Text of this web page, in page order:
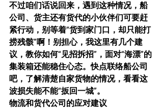
不过咱们话说回来，遇到这种情况，船
公司、货主还有货代的小伙伴们可要赶
紧行动，别等着“货到家门口，却只能打
捞残骸”啊！别担心，我这里有几个建
议，教你如何“见招拆招”，面对“海漂”的
集装箱还能稳住心态。快点联络船公司
吧，了解清楚自家货物的情况，看看这
波损失能不能“扳回一城”。
物流和货代公司的应对建议